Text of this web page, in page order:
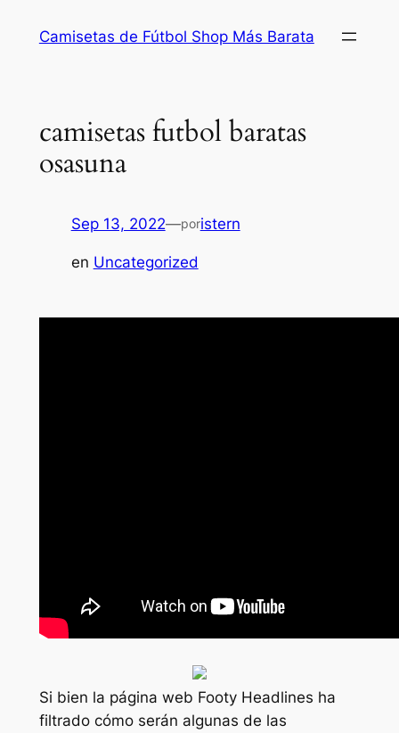
Camisetas de Fútbol Shop Más Barata
camisetas futbol baratas
osasuna
Sep 13, 2022—poristern
en Uncategorized
Si bien la página web Footy Headlines ha
filtrado cómo serán algunas de las